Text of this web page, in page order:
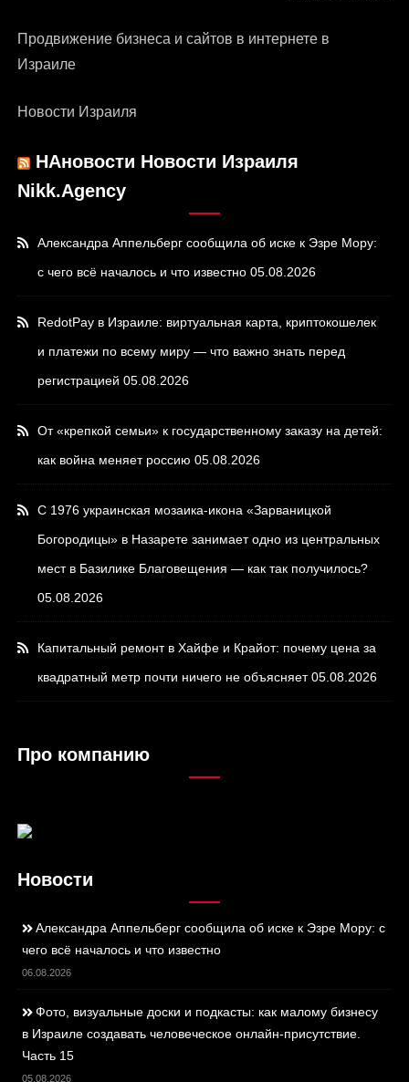
Продвижение бизнеса и сайтов в интернете в
Израиле
Новости Израиля
НАновости Новости Израиля
Nikk.Agency
Александра Аппельберг сообщила об иске к Эзре Мору:
с чего всё началось и что известно 05.08.2026
RedotPay в Израиле: виртуальная карта, криптокошелек
и платежи по всему миру — что важно знать перед
регистрацией 05.08.2026
От «крепкой семьи» к государственному заказу на детей:
как война меняет россию 05.08.2026
С 1976 украинская мозаика-икона «Зарваницкой
Богородицы» в Назарете занимает одно из центральных
мест в Базилике Благовещения — как так получилось?
05.08.2026
Капитальный ремонт в Хайфе и Крайот: почему цена за
квадратный метр почти ничего не объясняет 05.08.2026
Про компанию
Новости
Александра Аппельберг сообщила об иске к Эзре Мору: с
чего всё началось и что известно
06.08.2026
Фото, визуальные доски и подкасты: как малому бизнесу
в Израиле создавать человеческое онлайн-присутствие.
Часть 15
05.08.2026